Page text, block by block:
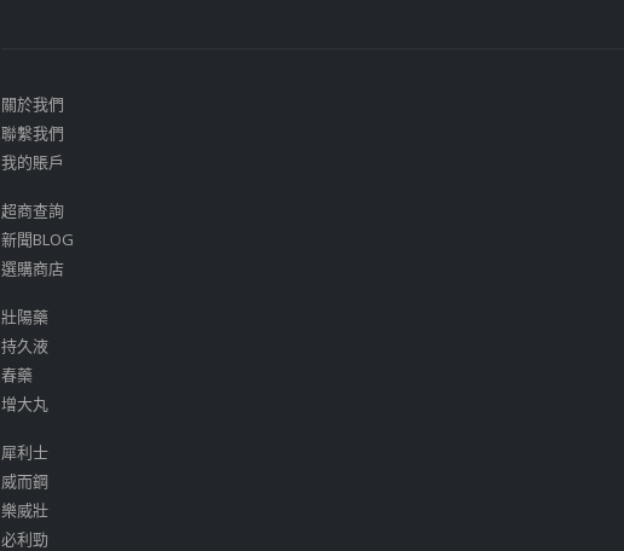
關於我們
聯繫我們
我的賬戶
超商查詢
新聞BLOG
選購商店
壯陽藥
持久液
春藥
增大丸
犀利士
威而鋼
樂威壯
必利勁